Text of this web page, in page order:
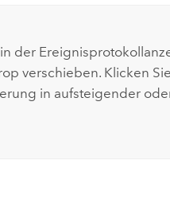
der
verschieben. Klicken
in aufsteigender